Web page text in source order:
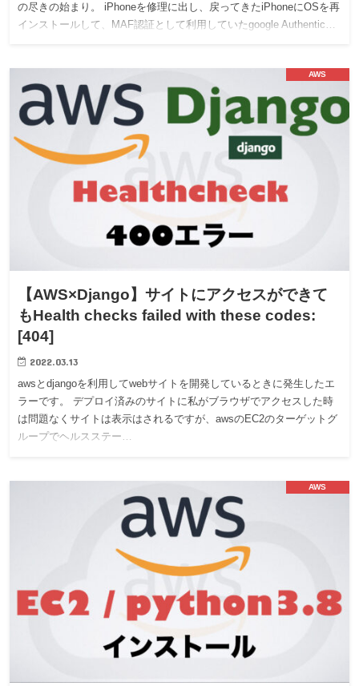
の尽きの始まり。 iPhoneを修理に出し、戻ってきたiPhoneにOSを再
インストールして、MAF認証として利用していたgoogle Authentic…
AWS
【AWS×Django】サイトにアクセスができて
もHealth checks failed with these codes:
[404]
2022.03.13
awsとdjangoを利用してwebサイトを開発しているときに発生したエ
ラーです。 デプロイ済みのサイトに私がブラウザでアクセスした時
は問題なくサイトは表示はされるですが、awsのEC2のターゲットグ
ループでヘルスステー…
AWS